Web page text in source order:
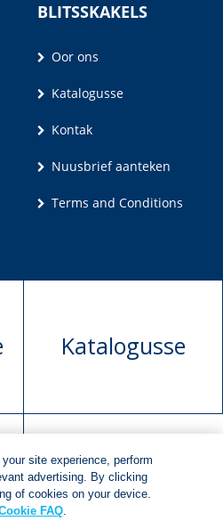
BLITSSKAKELS
Oor ons
Katalogusse
Kontak
Nuusbrief aanteken
Terms and Conditions
Katalogusse
Versoek boekregte
site experience, perform
advertising. By clicking
of cookies on your device.
FAQ.